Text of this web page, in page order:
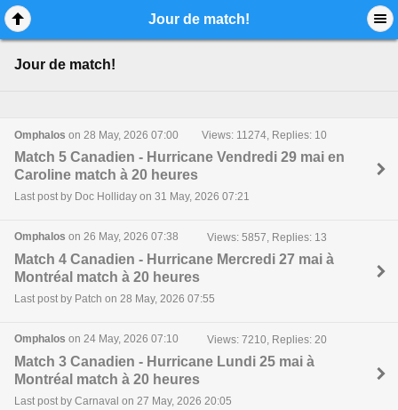
Jour de match!
Jour de match!
Omphalos on 28 May, 2026 07:00 Views: 11274, Replies: 10
Match 5 Canadien - Hurricane Vendredi 29 mai en
Caroline match à 20 heures
Last post by Doc Holliday on 31 May, 2026 07:21
Omphalos on 26 May, 2026 07:38 Views: 5857, Replies: 13
Match 4 Canadien - Hurricane Mercredi 27 mai à
Montréal match à 20 heures
Last post by Patch on 28 May, 2026 07:55
Omphalos on 24 May, 2026 07:10 Views: 7210, Replies: 20
Match 3 Canadien - Hurricane Lundi 25 mai à
Montréal match à 20 heures
Last post by Carnaval on 27 May, 2026 20:05